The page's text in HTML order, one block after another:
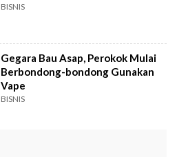
BISNIS
Gegara Bau Asap, Perokok Mulai
Berbondong-bondong Gunakan
Vape
BISNIS